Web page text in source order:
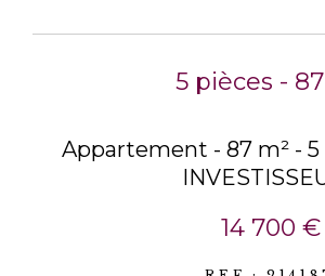
5 pièces -
Appartement - 87 m² -
14 700 €